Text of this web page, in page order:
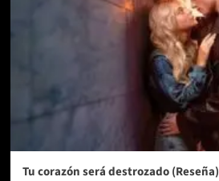
Tu corazón será destrozado (Reseña)